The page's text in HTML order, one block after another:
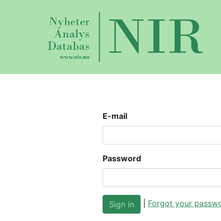
E-mail
Password
Forgot your